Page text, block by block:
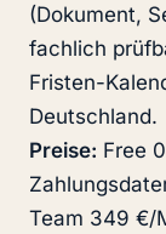
(Dokument,
fachlich
Fristen-
Deutschland.
Preise: Free
Team 349 €/